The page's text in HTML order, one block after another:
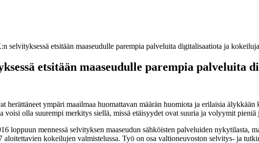
selvityksessä etsitään maaseudulle parempia palveluita digitalisaatiota ja
etsitään maaseudulle parempia palveluita
ympäri maailmaa huomattavan määrän huomiota ja erilaisia
olla suurempi merkitys siellä, missä etäisyydet ovat suuria ja volyymit pieniä
loppuun mennessä selvityksen maaseudun sähköisten palveluiden nykytilasta,
aloitettavien kokeilujen valmistelussa. Työ on osa valtioneuvoston selvitys- ja